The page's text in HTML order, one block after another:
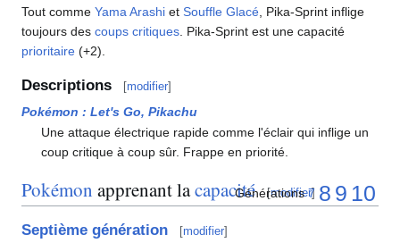
Tout comme Yama Arashi et Souffle Glacé , Pika-Sprint inflige
toujours des coups critiques . Pika-Sprint est une capacité
prioritaire (+2).
Descriptions [modifier]
Pokémon : Let's Go, Pikachu
Une attaque électrique rapide comme l'éclair qui inflige un
coup critique à coup sûr. Frappe en priorité.
Pokémon apprenant lacapacité [modifier]
Générations 7 8 9 10
Septième génération [modifier]